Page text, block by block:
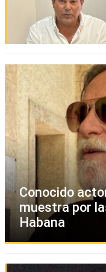
Conocido
muestra por
Habana